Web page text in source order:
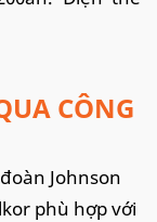
CÔNG
Johnson
phù hợp với